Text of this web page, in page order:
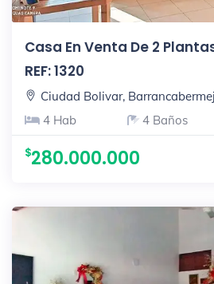
Casa En Venta De 2
REF: 1320
Ciudad Bolivar,
4 Hab
4 Baños
280.000.000